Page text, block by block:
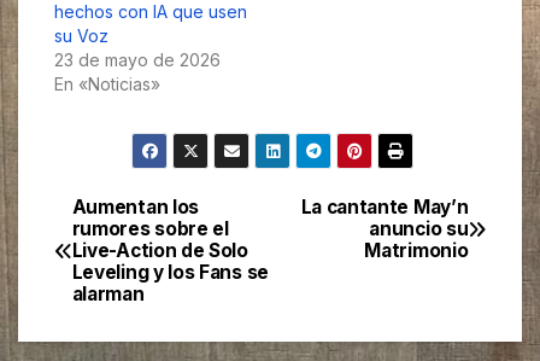
hechos con IA que usen
su Voz
23 de mayo de 2026
En «Noticias»
Navegación
de
La cantante May’n
anuncio su
Matrimonio
Aumentan los
rumores sobre el
Live-Action de Solo
Leveling y los Fans se
alarman